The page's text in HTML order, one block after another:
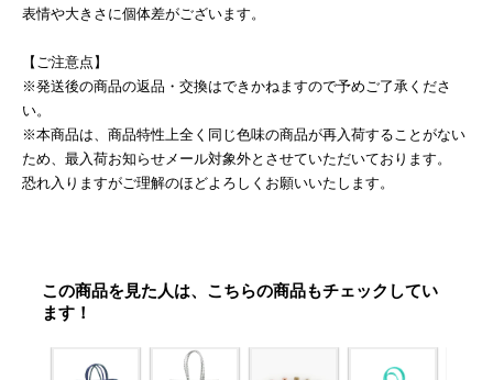
表情や大きさに個体差がございます。
【ご注意点】
※発送後の商品の返品・交換はできかねますので予めご了承くださ
い。
※本商品は、商品特性上全く同じ色味の商品が再入荷することがない
ため、最入荷お知らせメール対象外とさせていただいております。
恐れ入りますがご理解のほどよろしくお願いいたします。
この商品を見た人は、こちらの商品もチェックしてい
ます！